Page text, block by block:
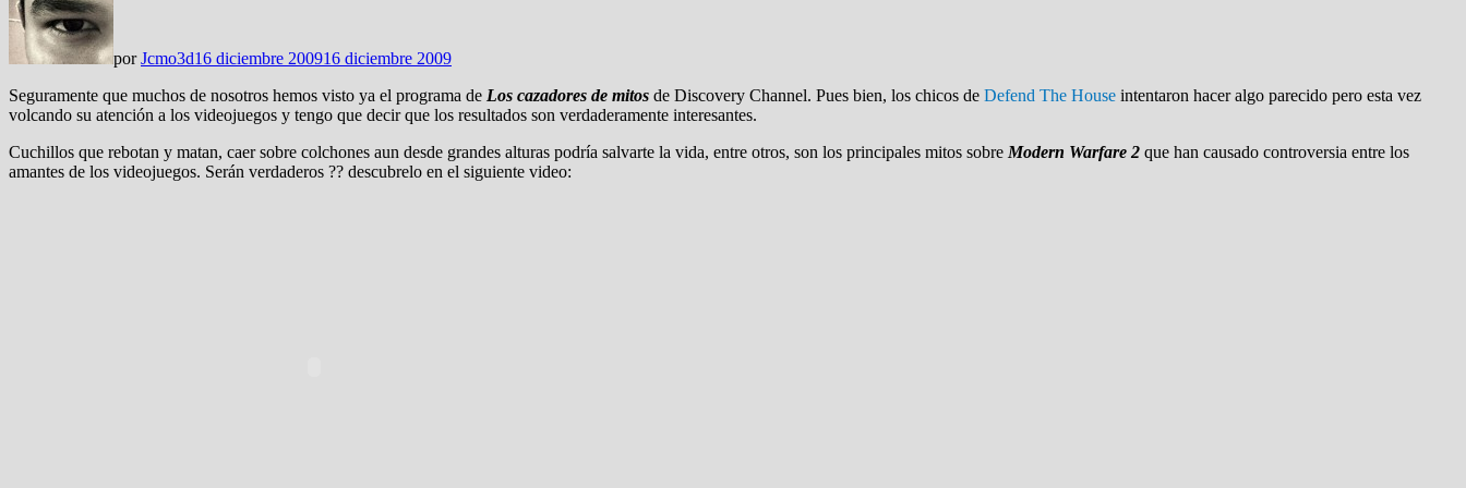
porJcmo3d16 diciembre 200916 diciembre 2009
Seguramente que muchos de nosotros hemos visto ya el programa de Los cazadores de mitos de Discovery Channel. Pues bien, los chicos de Defend The House intentaron hacer algo parecido pero esta vez
volcando su atención a los videojuegos y tengo que decir que los resultados son verdaderamente interesantes.
Cuchillos que rebotan y matan, caer sobre colchones aun desde grandes alturas podría salvarte la vida, entre otros, son los principales mitos sobre Modern Warfare 2 que han causado controversia entre los
amantes de los videojuegos. Serán verdaderos ?? descubrelo en el siguiente video: